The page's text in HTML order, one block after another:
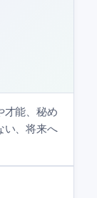
才能、秘め
い、将来へ